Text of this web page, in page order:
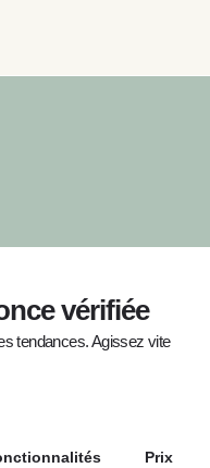
tendances. Agissez vite
Prix